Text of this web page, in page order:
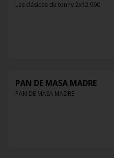
Las clásicas de tonny 2x12.990
PAN DE MASA MADRE
PAN DE MASA MADRE